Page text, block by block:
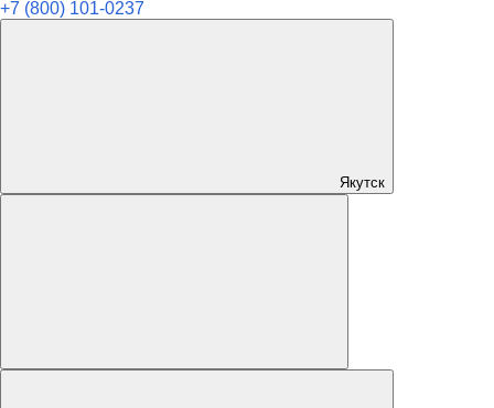
+7 (800) 101-0237
Якутск